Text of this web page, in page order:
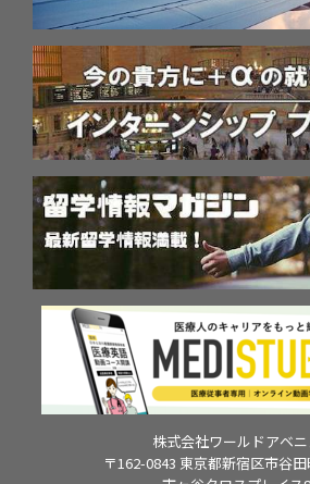
株式会社ワールドアベ
〒162-0843 東京都新宿区市谷